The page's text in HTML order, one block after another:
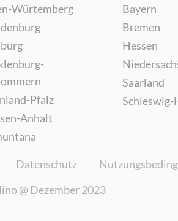
Würtemberg
Pfalz
Anhalt
Bayern
Bremen
Hessen
Saarland
Datenschutz
@ Dezember 2023